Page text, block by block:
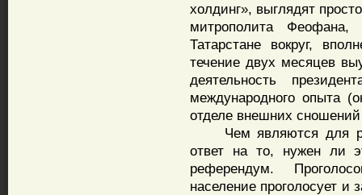
холдинг», выглядят
митрополита
Татарстане вокруг,
течение двух месяцев
деятельность
международного опыта
отделе внешних
Чем являются для
ответ на то, нужен ли
референдум.
население проголосует и